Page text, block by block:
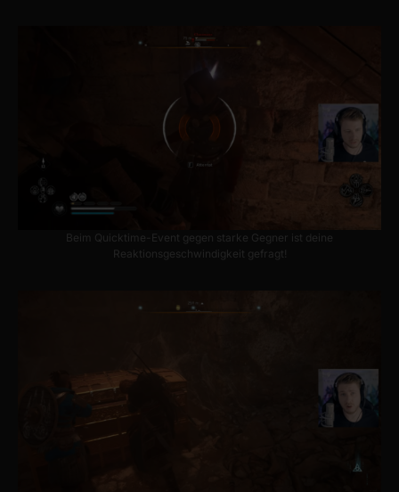
Beim Quicktime-Event gegen starke Gegner ist deine
Reaktionsgeschwindigkeit gefragt!